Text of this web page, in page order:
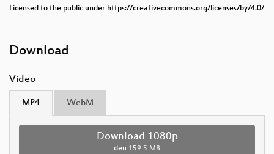
Licensed to the public under https://creativecommons.org/licenses/by/4.0/
Download
Video
MP4 WebM
Download 1080p
deu 159.5 MB